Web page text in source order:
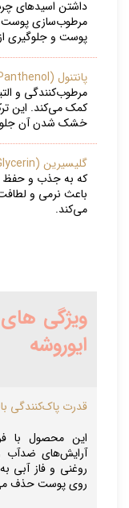
مرطوب‌سازی
پوست و جلوگیری
پانتنول (Panthenol):
مرطوب‌کنندگی و
کمک می‌کند. این
خشک شدن آن
گلیسیرین (Glycerin):
که به جذب و حفظ
باعث نرمی و
می‌کند.
ویژگی
ایوروشه
قدرت پاک‌کنندگی
این محصول با
آرایش‌های ضدآب
روغنی و فاز آبی
روی پوست حذف